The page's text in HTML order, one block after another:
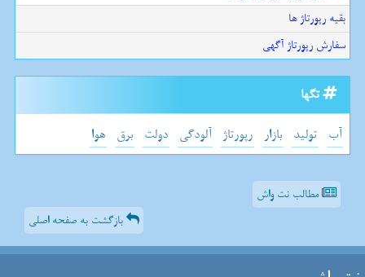
بقیه رپورتاژ ها
سفارش رپورتاژ آگهی
تگها
آب تولید بازار رپورتاژ آلودگی دولت برق هوا
مطالب نت واش
بازگشت به صفحه اصلی